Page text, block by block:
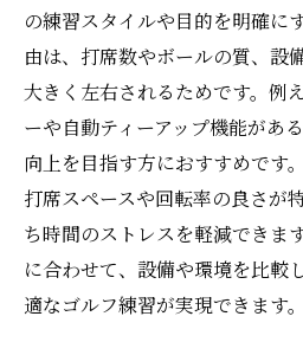
の練習スタイルや目的を明確に
由は、打席数やボールの質、設
大きく左右されるためです。例
ーや自動ティーアップ機能があ
向上を目指す方におすすめです
打席スペースや回転率の良さが
ち時間のストレスを軽減できま
に合わせて、設備や環境を比較
適なゴルフ練習が実現できます。